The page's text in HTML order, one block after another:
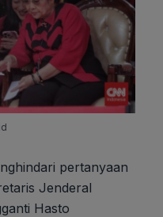
pertanyaan
Jenderal
Hasto